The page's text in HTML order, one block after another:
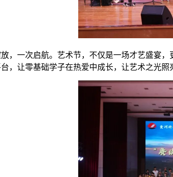
，一次启航。艺术节，不仅是一场才艺盛宴
，让零基础学子在热爱中成长，让艺术之光照